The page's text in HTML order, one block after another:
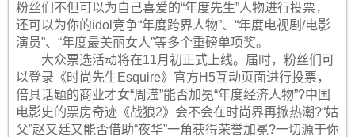
粉丝们不但可以为自己喜爱的“年度先生”人物进行投票，
还可以为你的idol竞争“年度跨界人物”、“年度电视剧/电影
演员”、“年度最美丽女人”等多个重磅单项奖。
大众票选活动将在11月初正式上线。届时，粉丝们可
以登录《时尚先生Esquire》官方H5互动页面进行投票，
倍具话题的商业才女“周滢”能否加冕“年度经济人物”?中国
电影史的票房奇迹《战狼2》会不会在时尚界再掀热潮?“姑
父”赵又廷又能否借助“夜华”一角获得荣誉加冕?一切源于你